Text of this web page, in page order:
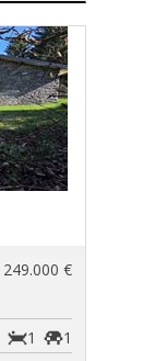
249.000 €
1
1